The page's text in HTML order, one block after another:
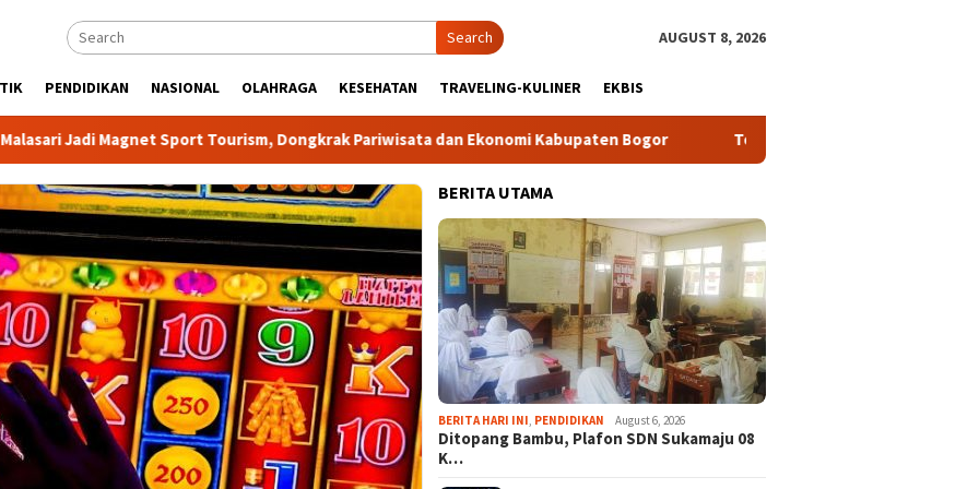
Search AUGUST 8, 2026
PENDIDIKAN NASIONAL OLAHRAGA KESEHATAN TRAVELING-KULINER EKBIS
Sport Tourism, Dongkrak Pariwisata dan Ekonomi Kabupaten Bogor Tour Malasari Halimun Salak Kian Diminati,
BERITA UTAMA
BERITA HARI INI PENDIDIKAN August 6, 2026
Ditopang Bambu, Plafon SDN Sukamaju 08
K…